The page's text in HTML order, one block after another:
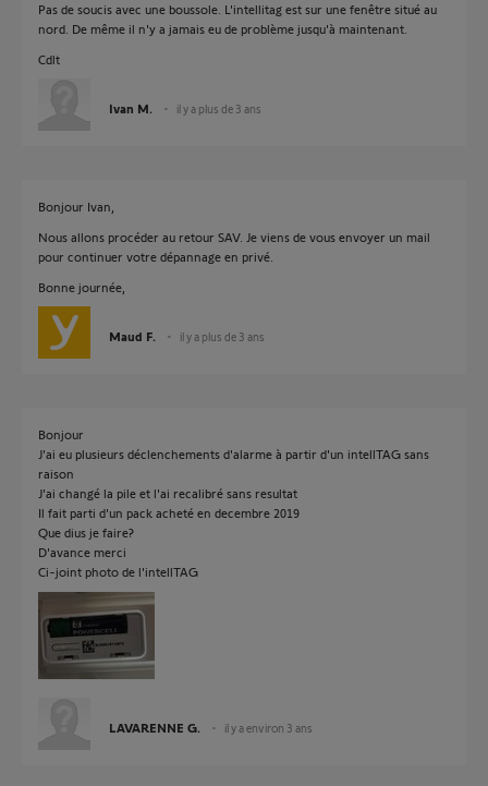
Pas de soucis avec une boussole. L'intellitag est sur une fenêtre situé au
nord. De même il n'y a jamais eu de problème jusqu'à maintenant.
Cdlt
Ivan M. il y a plus de 3 ans
Bonjour Ivan,
Nous allons procéder au retour SAV. Je viens de vous envoyer un mail
pour continuer votre dépannage en privé.
Bonne journée,
Maud F. il y a plus de 3 ans
Bonjour
J'ai eu plusieurs déclenchements d'alarme à partir d'un intellTAG sans
raison
J'ai changé la pile et l'ai recalibré sans resultat
Il fait parti d'un pack acheté en decembre 2019
Que dius je faire?
D'avance merci
Ci-joint photo de l'intellTAG
LAVARENNE G. il y a environ 3 ans